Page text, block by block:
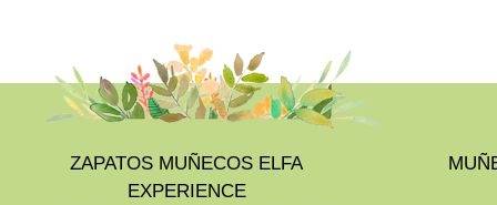
ZAPATOS MUÑECOS ELFA
EXPERIENCE